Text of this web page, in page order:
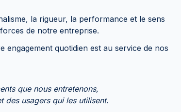
la rigueur, la performance et le sens
de notre entreprise.
engagement quotidien est au service de nos
que nous entretenons,
des usagers qui les utilisent.